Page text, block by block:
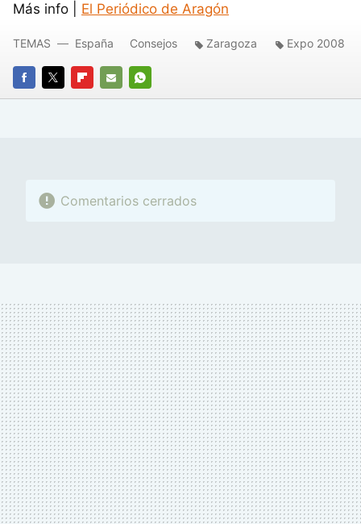
Más info | El Periódico de Aragón
FACEBOOK
TWITTERFLIPBOARD
E-
WHATSAPP
TEMAS España Consejos Zaragoza Expo 2008
Comentarios cerrados